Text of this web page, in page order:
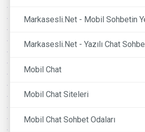
Markasesli.Net - Mobil Sohbetin
Markasesli.Net - Yazılı Chat
Mobil Chat
Mobil Chat Siteleri
Mobil Chat Sohbet Odaları